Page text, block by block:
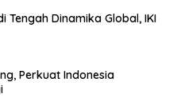
Dinamika Global, IKI
Perkuat Indonesia